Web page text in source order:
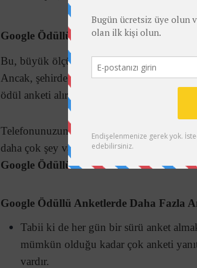
Google Ödüllü Anketler için En İyi
Bu, büyük ölçüde faaliyetinizin diğer
Ancak, şehirde yaşayan ve aktif olanlar
ödül anketi alır.
Telefonunuzun check-in yapabileceği daha
daha çok şey var. Sonuç olarak, metropol
Google Ödüllü Anketler’de nasıl daha
Google Ödüllü Anketlerde Daha Fazla
Tabii ki de her gün bir sürü anket
mümkün olduğu kadar çok anketi
vardır.